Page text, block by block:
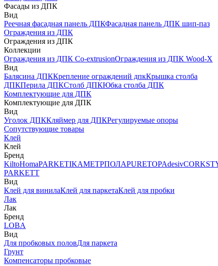
Фасады из ДПК
Вид
Реечная фасадная панель ДПКФасадная панель ДПК шип-паз
Ограждения из ДПК
Ограждения из ДПК
Коллекции
Ограждения из ДПК Co-extrusionОграждения из ДПК Wood-X
Вид
Балясина ДПККрепление ограждений дпкКрышка столба
ДПКПерила ДПКСтолб ДПКЮбка столба ДПК
Комплектующие для ДПК
Комплектующие для ДПК
Вид
Уголок ДПККляймер для ДПКРегулируемые опоры
Сопутствующие товары
Клей
Клей
Бренд
KiltoHomaPARKETIKAМЕТРПОЛАPURETOPAdesiv
PARKETT
Вид
Клей для винилаКлей для паркетаКлей для пробки
Лак
Лак
Бренд
LOBA
Вид
Для пробковых половДля паркета
Грунт
Компенсаторы пробковые